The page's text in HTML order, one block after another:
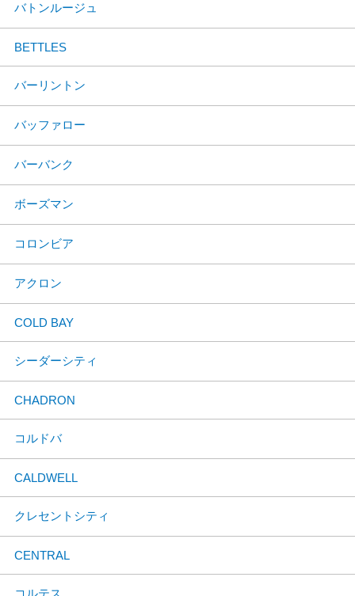
バトンルージュ
BETTLES
バーリントン
バッファロー
バーバンク
ボーズマン
コロンビア
アクロン
COLD BAY
シーダーシティ
CHADRON
コルドバ
CALDWELL
クレセントシティ
CENTRAL
コルテス